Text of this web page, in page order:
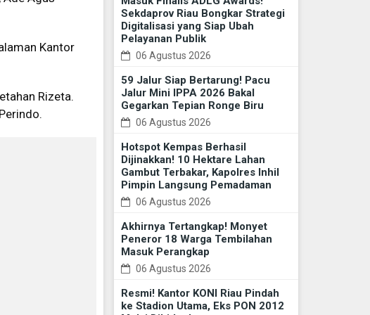
Kantor
Rizeta.
Sekdaprov Riau Bongkar Strategi
Digitalisasi yang Siap Ubah
Pelayanan Publik
06 Agustus 2026
59 Jalur Siap Bertarung! Pacu
Jalur Mini IPPA 2026 Bakal
Gegarkan Tepian Ronge Biru
06 Agustus 2026
Hotspot Kempas Berhasil
Dijinakkan! 10 Hektare Lahan
Gambut Terbakar, Kapolres Inhil
Pimpin Langsung Pemadaman
06 Agustus 2026
Akhirnya Tertangkap! Monyet
Peneror 18 Warga Tembilahan
Masuk Perangkap
06 Agustus 2026
Resmi! Kantor KONI Riau Pindah
ke Stadion Utama, Eks PON 2012